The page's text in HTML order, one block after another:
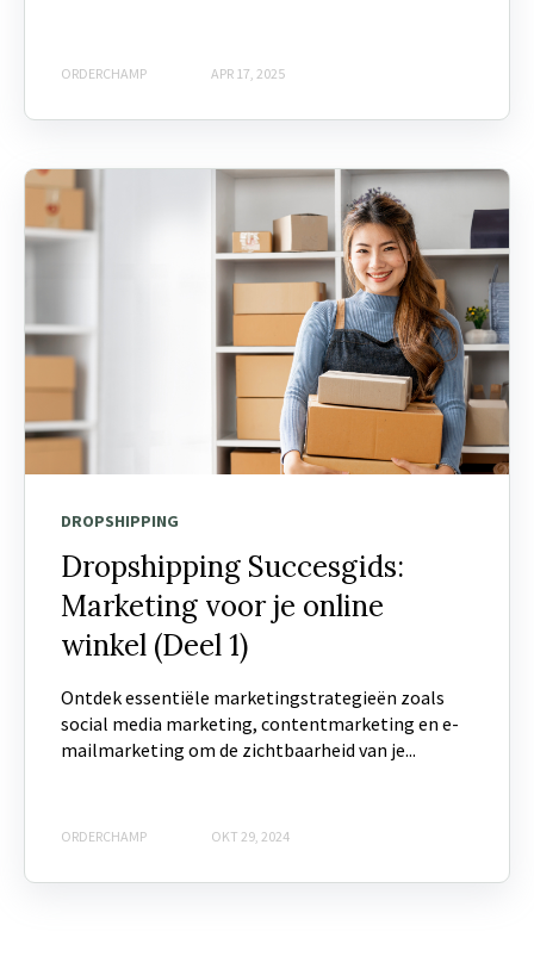
ORDERCHAMP APR 17, 2025
DROPSHIPPING
Dropshipping Succesgids:
Marketing voor je online
winkel (Deel 1)
Ontdek essentiële marketingstrategieën zoals
social media marketing, contentmarketing en e-
mailmarketing om de zichtbaarheid van je...
ORDERCHAMP OKT 29, 2024